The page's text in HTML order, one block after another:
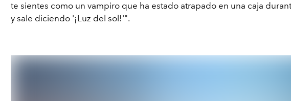
te sientes como un vampiro que ha estado atrapado en una caja
y sale diciendo '¡Luz del sol!'".